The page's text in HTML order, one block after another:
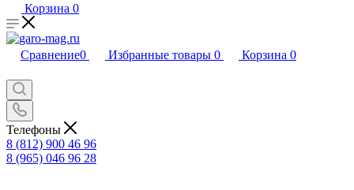
Корзина 0
Сравнение0 Избранные товары 0 Корзина 0
Телефоны
8 (812) 900 46 96
8 (965) 046 96 28